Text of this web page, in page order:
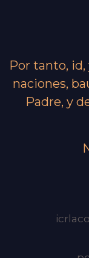
Por tanto, id,
naciones,
Padre, y